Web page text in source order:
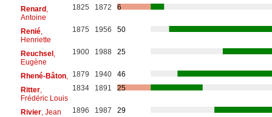
Renard,
Antoine
1825 1872 6
Renié,
Henriette
1875 1956 50
Reuchsel,
Eugène
1900 1988 25
Rhené-Bâton, 1879 1940
46
Ritter,
Frédéric Louis
1834 1891 25
Rivier, Jean 1896 1987
29